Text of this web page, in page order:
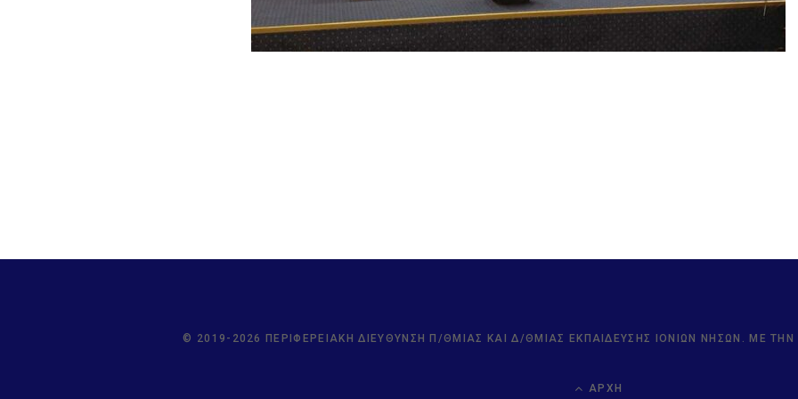
© 2019-2026 ΠΕΡΙΦΕΡΕΙΑΚΉ ΔΙΕΎΘΥΝΣΗ Π/ΘΜΙΑΣ ΚΑΙ Δ/ΘΜΙΑΣ ΕΚΠΑΊΔΕΥΣΗΣ ΙΟΝΊΩΝ ΝΉΣΩΝ. ΜΕ
ΑΡΧΉ